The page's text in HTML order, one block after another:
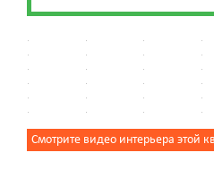
Смотрите видео интерьера этой